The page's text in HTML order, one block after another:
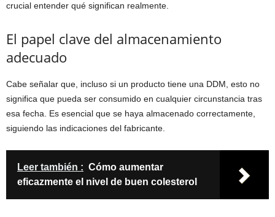
crucial entender qué significan realmente.
El papel clave del almacenamiento
adecuado
Cabe señalar que, incluso si un producto tiene una DDM, esto no
significa que pueda ser consumido en cualquier circunstancia tras
esa fecha. Es esencial que se haya almacenado correctamente,
siguiendo las indicaciones del fabricante.
Leer también : Cómo aumentar
eficazmente el nivel de buen colesterol